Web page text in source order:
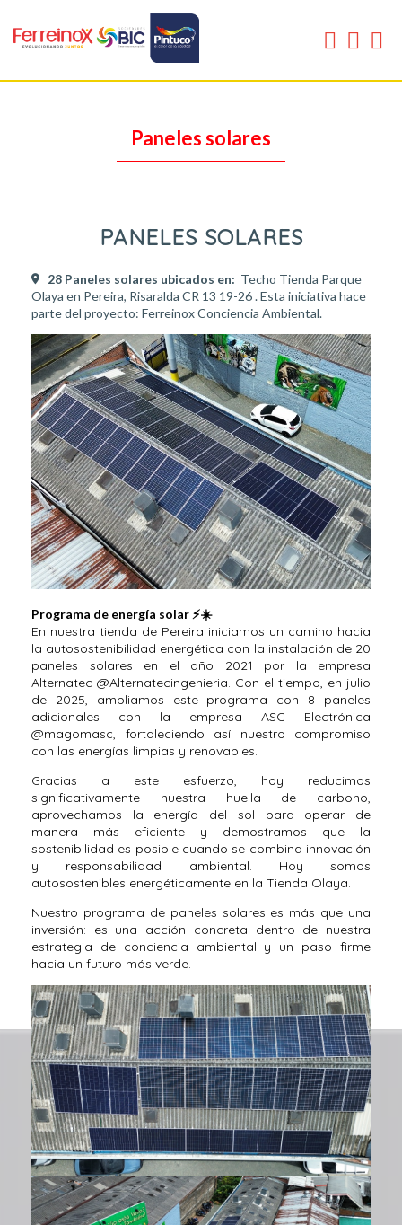
Paneles solares
PANELES SOLARES
28 Paneles solares ubicados en: Techo Tienda Parque
Olaya en Pereira, Risaralda CR 13 19-26 . Esta iniciativa hace
parte del proyecto: Ferreinox Conciencia Ambiental.
Programa de energía solar ⚡☀️
En nuestra tienda de Pereira iniciamos un camino hacia
la autosostenibilidad energética con la instalación de 20
paneles solares en el año 2021 por la empresa
Alternatec @Alternatecingenieria. Con el tiempo, en julio
de 2025, ampliamos este programa con 8 paneles
adicionales con la empresa ASC Electrónica
@magomasc, fortaleciendo así nuestro compromiso
con las energías limpias y renovables.
Gracias a este esfuerzo, hoy reducimos
significativamente nuestra huella de carbono,
aprovechamos la energía del sol para operar de
manera más eficiente y demostramos que la
sostenibilidad es posible cuando se combina innovación
y responsabilidad ambiental. Hoy somos
autosostenibles energéticamente en la Tienda Olaya.
Nuestro programa de paneles solares es más que una
inversión: es una acción concreta dentro de nuestra
estrategia de conciencia ambiental y un paso firme
hacia un futuro más verde.